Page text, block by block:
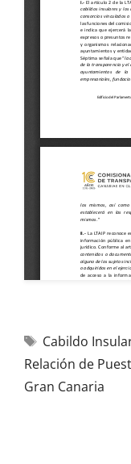
Cabildo
Relación de
Gran Canaria